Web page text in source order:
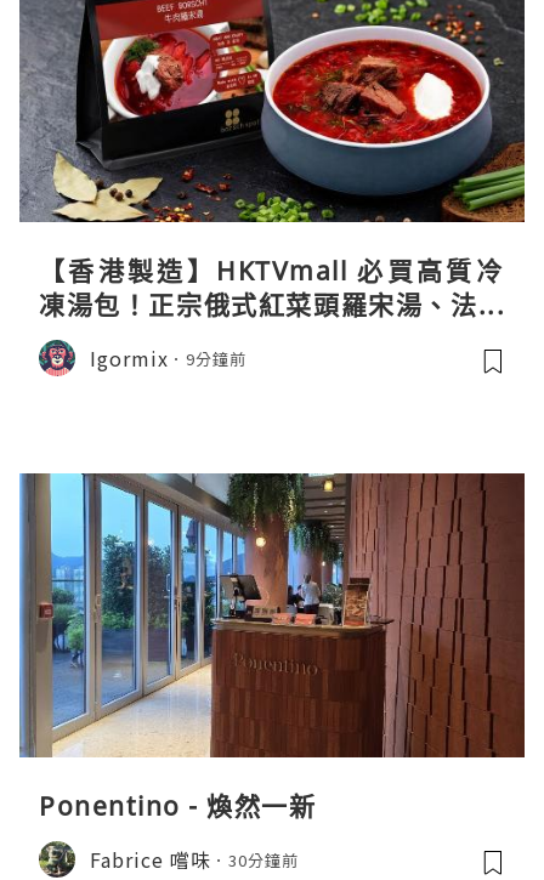
【香港製造】HKTVmall 必買高質冷
凍湯包！正宗俄式紅菜頭羅宋湯、法式
龍蝦濃湯與生酮膠原蛋白骨頭湯全攻略
Igormix 9分鐘前
Ponentino - 煥然一新
Fabrice 嚐味 30分鐘前